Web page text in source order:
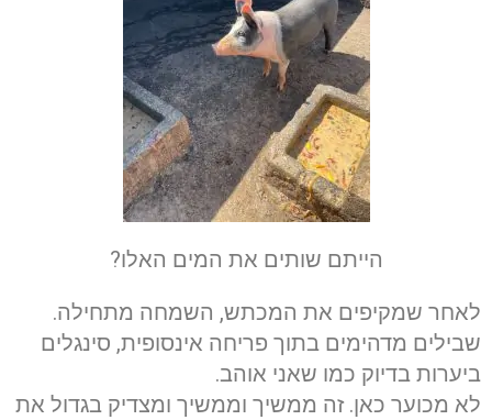
הייתם שותים את המים האלו?
לאחר שמקיפים את המכתש, השמחה מתחילה.
שבילים מדהימים בתוך פריחה אינסופית, סינגלים
ביערות בדיוק כמו שאני אוהב.
לא מכוער כאן. זה ממשיך וממשיך ומצדיק בגדול את